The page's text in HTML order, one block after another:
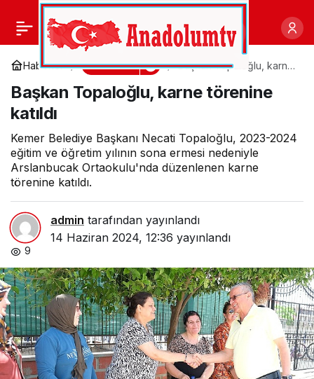
Haberler Gündem
Başkan Topaloğlu, karne
Başkan Topaloğlu, karne törenine
katıldı
Kemer Belediye Başkanı Necati Topaloğlu, 2023-2024
eğitim ve öğretim yılının sona ermesi nedeniyle
Arslanbucak Ortaokulu'nda düzenlenen karne
törenine katıldı.
admin tarafından yayınlandı
14 Haziran 2024, 12:36 yayınlandı
9
Keçiören Belediye
Başkanı Dr. Mesut
Özarslan, bu yıl baştan
aşağı yenilenen Bağlum
Kurban Pazarı’nı ziyaret
etti
Paylaş